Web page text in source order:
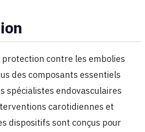
protection contre les embolies
des composants essentiels
spécialistes endovasculaires
carotidiennes et
dispositifs sont conçus pour